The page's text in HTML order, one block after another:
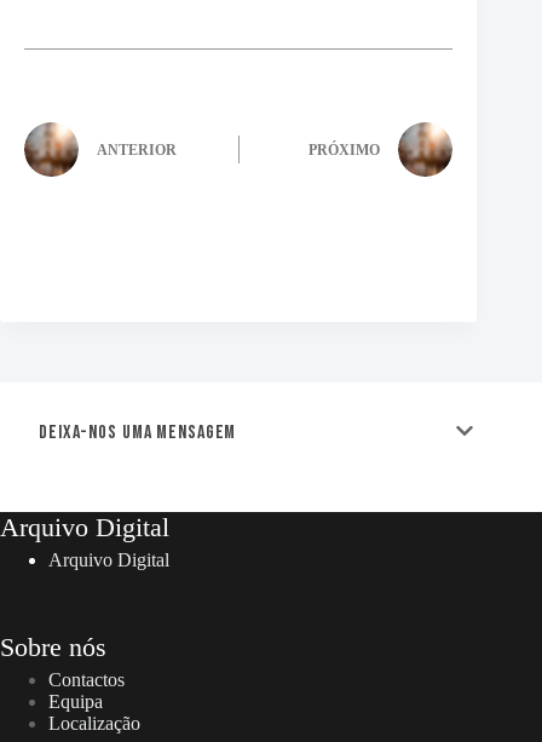
ANTERIOR PRÓXIMO
Deixa-nos uma mensagem
Arquivo Digital
Arquivo Digital
Sobre nós
Contactos
Equipa
Localização